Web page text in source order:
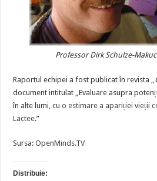
Professor Dirk Schulze-
Raportul echipei a fost publicat în revista „
document intitulat „Evaluare asupra
în alte lumi, cu o estimare a apariției vieții
Lactee.”
Sursa:OpenMinds.TV
Distribuie: